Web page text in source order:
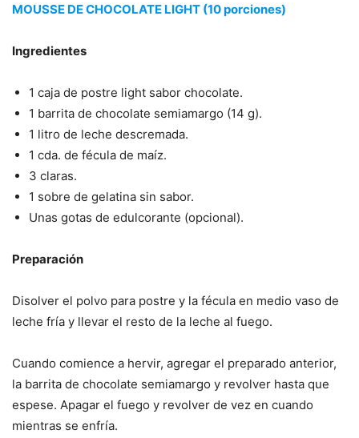
MOUSSE DE CHOCOLATE LIGHT (10 porciones)
Ingredientes
1 caja de postre light sabor chocolate.
1 barrita de chocolate semiamargo (14 g).
1 litro de leche descremada.
1 cda. de fécula de maíz.
3 claras.
1 sobre de gelatina sin sabor.
Unas gotas de edulcorante (opcional).
Preparación
Disolver el polvo para postre y la fécula en medio vaso de
leche fría y llevar el resto de la leche al fuego.
Cuando comience a hervir, agregar el preparado anterior,
la barrita de chocolate semiamargo y revolver hasta que
espese. Apagar el fuego y revolver de vez en cuando
mientras se enfría.